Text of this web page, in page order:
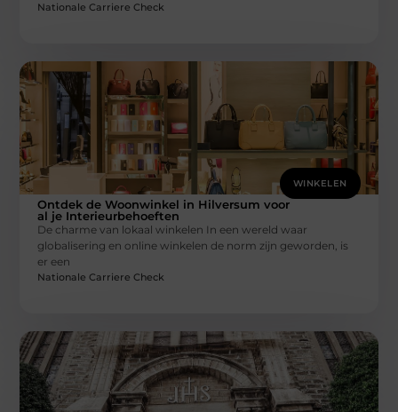
Nationale Carriere Check
WINKELEN
Ontdek de Woonwinkel in Hilversum voor
al je Interieurbehoeften
De charme van lokaal winkelen In een wereld waar
globalisering en online winkelen de norm zijn geworden, is
er een
Nationale Carriere Check